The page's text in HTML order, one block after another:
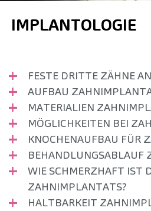
IMPLANTOLOGIE
FESTE DRITTE ZÄHNE
AUFBAU
MATERIALIEN
MÖGLICHKEITEN BEI
KNOCHENAUFBAU FÜR
BEHANDLUNGSABLAUF
WIE SCHMERZHAFT IST
ZAHNIMPLANTATS?
HALTBARKEIT